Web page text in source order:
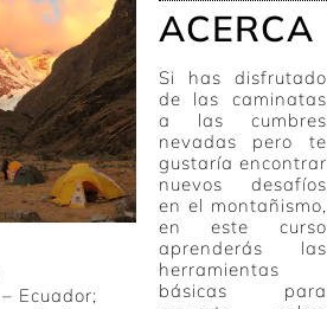
Ecuador;
ACERCA
Si has disfrutado
de las caminatas
a las cumbres
nevadas pero te
gustaría encontrar
nuevos desafíos
en el montañismo,
en este curso
aprenderás las
herramientas
básicas para